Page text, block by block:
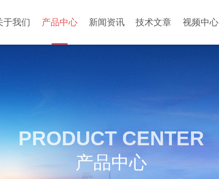
于我们 产品中心 新闻资讯 技术文章 视频中心
PRODUCT CENTER
产品中心